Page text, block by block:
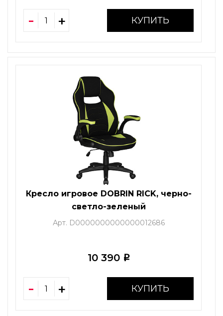
КУПИТЬ
Кресло игровое DOBRIN RICK, черно-
светло-зеленый
Арт. D0000000000000012686
10 390 i
КУПИТЬ